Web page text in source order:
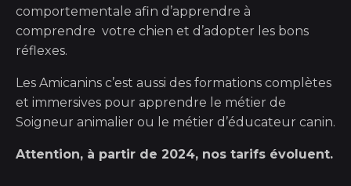
comportementale afin d’apprendre à
comprendre votre chien et d’adopter les bons
réflexes.
Les Amicanins c’est aussi des formations complètes
et immersives pour apprendre le métier de
Soigneur animalier ou le métier d’éducateur canin.
Attention, à partir de 2024, nos tarifs évoluent.